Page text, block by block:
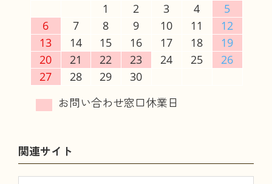
1
2 3 4
5
6
7 8 9 10 11
12
13
14 15 16 17 18
19
20
21 22 23 24 25
26
27
28 29 30
関連サイト